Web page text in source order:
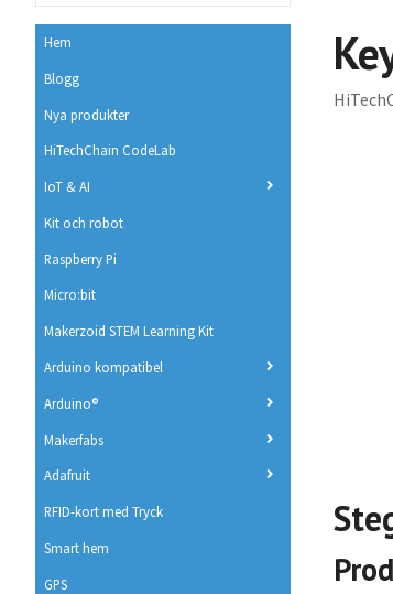
Hem
Blogg
Nya produkter
HiTechChain CodeLab
IoT & AI
Kit och robot
Raspberry Pi
Micro:bit
Makerzoid STEM Learning Kit
Arduino kompatibel
Arduino®
Makerfabs
Adafruit
RFID-kort med Tryck
Smart hem
GPS